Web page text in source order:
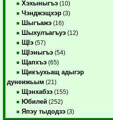
Хэхыныгъэ (10)
Чэнджэщхэр (3)
Шыгъажэ (16)
Шыхулъагъуэ (12)
ЩIэ (57)
ЩIэныгъэ (54)
Щапхъэ (65)
Щикъухьащ адыгэр
дунеижьым (21)
Щэнхабзэ (155)
Юбилей (252)
Япэу тыдодзэ (3)